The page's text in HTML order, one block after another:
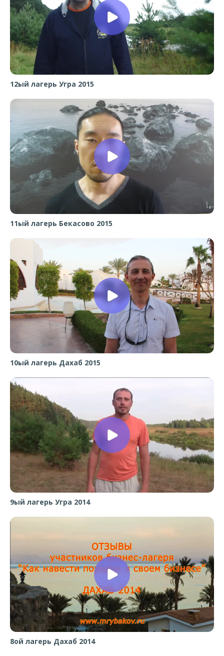
12ый лагерь Угра 2015
11ый лагерь Бекасово 2015
10ый лагерь Дахаб 2015
9ый лагерь Угра 2014
8ой лагерь Дахаб 2014